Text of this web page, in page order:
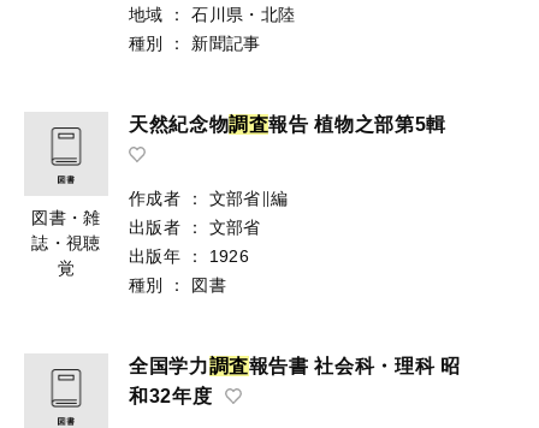
地域
：
石川県・北陸
種別
： 新聞記事
図書・雑
誌・視聴
覚
天然紀念物調査報告 植物之部第5輯
作成者 ：
文部省∥編
出版者
：
文部省
出版年
：
1926
種別
： 図書
全国学力調査報告書 社会科・理科 昭
和32年度